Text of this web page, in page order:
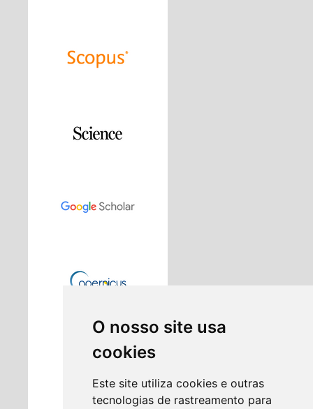
O nosso site usa
cookies
Este site utiliza cookies e outras
tecnologias de rastreamento para